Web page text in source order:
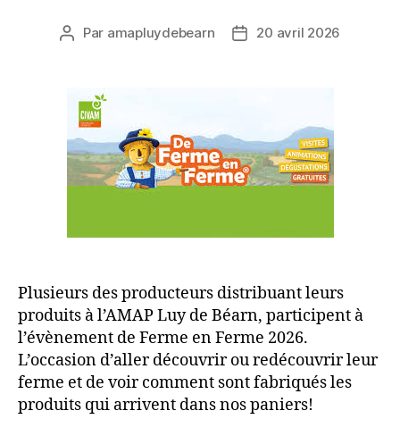
Auteur
Par amapluydebearn
Date20 avril 2026
Plusieurs des producteurs distribuant leurs
produits à l’AMAP Luy de Béarn, participent à
l’évènement de Ferme en Ferme 2026.
L’occasion d’aller découvrir ou redécouvrir leur
ferme et de voir comment sont fabriqués les
produits qui arrivent dans nos paniers!